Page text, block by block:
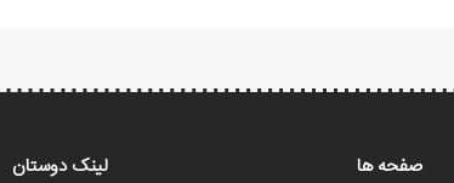
صفحه ها لینک دوستان